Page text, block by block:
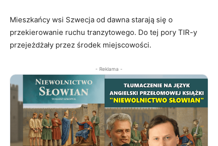
Mieszkańcy wsi Szwecja od dawna starają się o
przekierowanie ruchu tranzytowego. Do tej pory TIR-y
przejeżdżały przez środek miejscowości.
- Reklama -